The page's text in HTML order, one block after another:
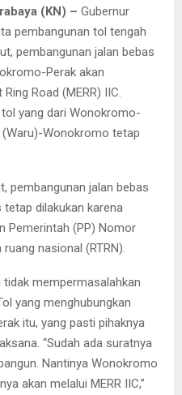
(KN) – Gubernur
pembangunan tol tengah
pembangunan jalan bebas
Perak akan
Road (MERR) IIC.
yang dari Wonokromo-
Wonokromo tetap
pembangunan jalan bebas
dilakukan karena
Pemerintah (PP) Nomor
nasional (RTRN).
mempermasalahkan
yang menghubungkan
itu, yang pasti pihaknya
“Sudah ada suratnya
Nantinya Wonokromo
akan melalui MERR IIC,”